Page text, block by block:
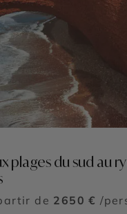
plages du sud au
de 2650 € /